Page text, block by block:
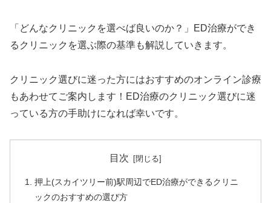
「どんなクリニックを選べば良いのか？」ED治療ができ
るクリニックを選ぶ際の基準も解説していきます。
クリニック選びに迷った方にはおすすめのオンライン診療
もあわせてご案内します！ED治療のクリニック選びに迷
っている方の手助けになれば幸いです。
目次
押上(スカイツリー前)駅周辺でED治療ができるクリニ
ックのおすすめの選び方